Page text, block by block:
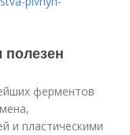
ферментов
и пластическими